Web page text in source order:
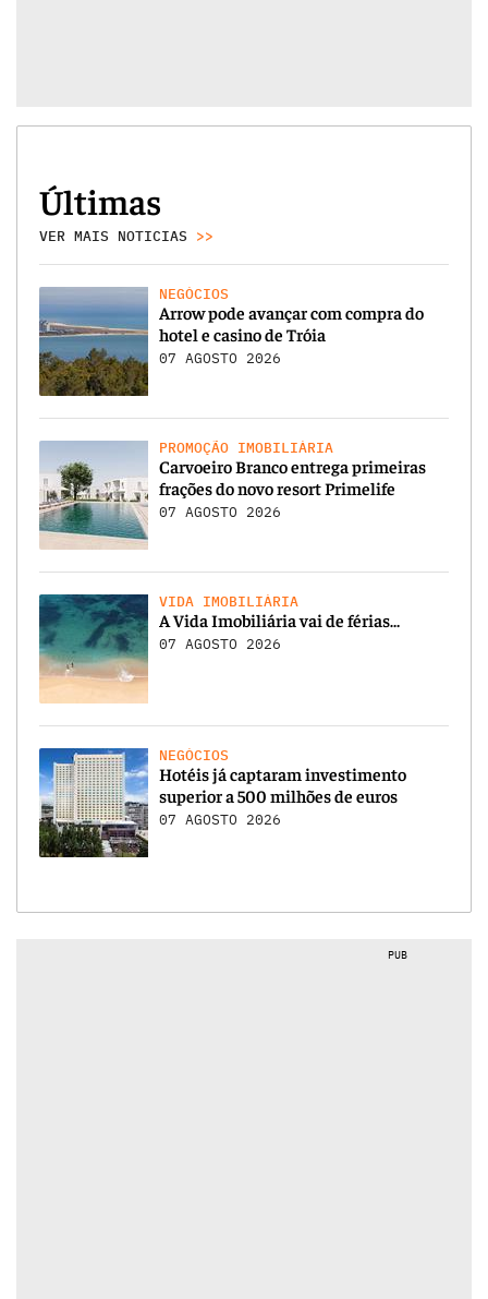
Últimas
VER MAIS NOTICIAS >>
NEGÓCIOS
Arrow pode avançar com compra do
hotel e casino de Tróia
07 AGOSTO 2026
PROMOÇÃO IMOBILIÁRIA
Carvoeiro Branco entrega primeiras
frações do novo resort Primelife
07 AGOSTO 2026
VIDA IMOBILIÁRIA
A Vida Imobiliária vai de férias…
07 AGOSTO 2026
NEGÓCIOS
Hotéis já captaram investimento
superior a 500 milhões de euros
07 AGOSTO 2026
PUB